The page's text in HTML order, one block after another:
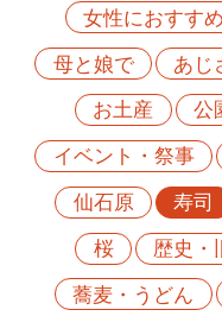
女性におすす
母と娘で
あじ
お土産
公
イベント・祭事
仙石原
寿司
桜
歴史・
蕎麦・うどん